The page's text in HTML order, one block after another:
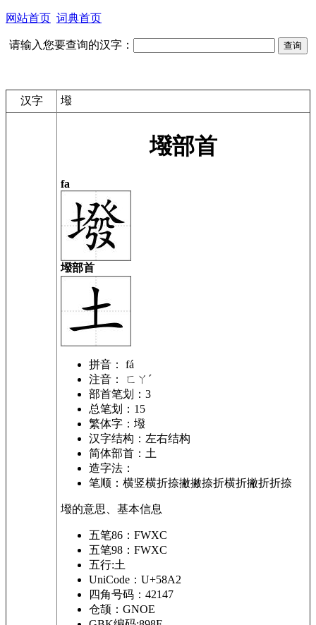
网站首页 词典首页
请输入您要查询的汉字：
汉字 墢
墢部首
fa
墢部首
拼音：
fá
注音：
ㄈㄚˊ
部首笔划： 3
总笔划： 15
繁体字： 墢
汉字结构： 左右结构
简体部首： 土
造字法：
笔顺： 横竖横折捺撇撇捺折横折撇折折捺
墢的意思、基本信息
五笔86：FWXC
五笔98：FWXC
五行:土
UniCode：U+58A2
四角号码：42147
仓颉：GNOE